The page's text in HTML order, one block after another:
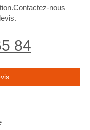
nous
84